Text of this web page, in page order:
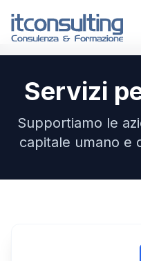
Servizi
Supportiamo le
capitale umano e